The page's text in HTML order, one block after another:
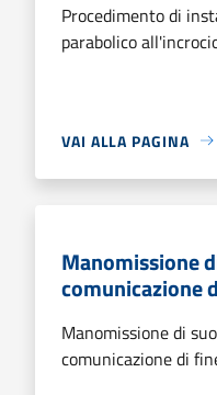
Procedimento di
parabolico
VAI ALLA PAGINA
Manomissione
comunicazione
Manomissione di
comunicazione di